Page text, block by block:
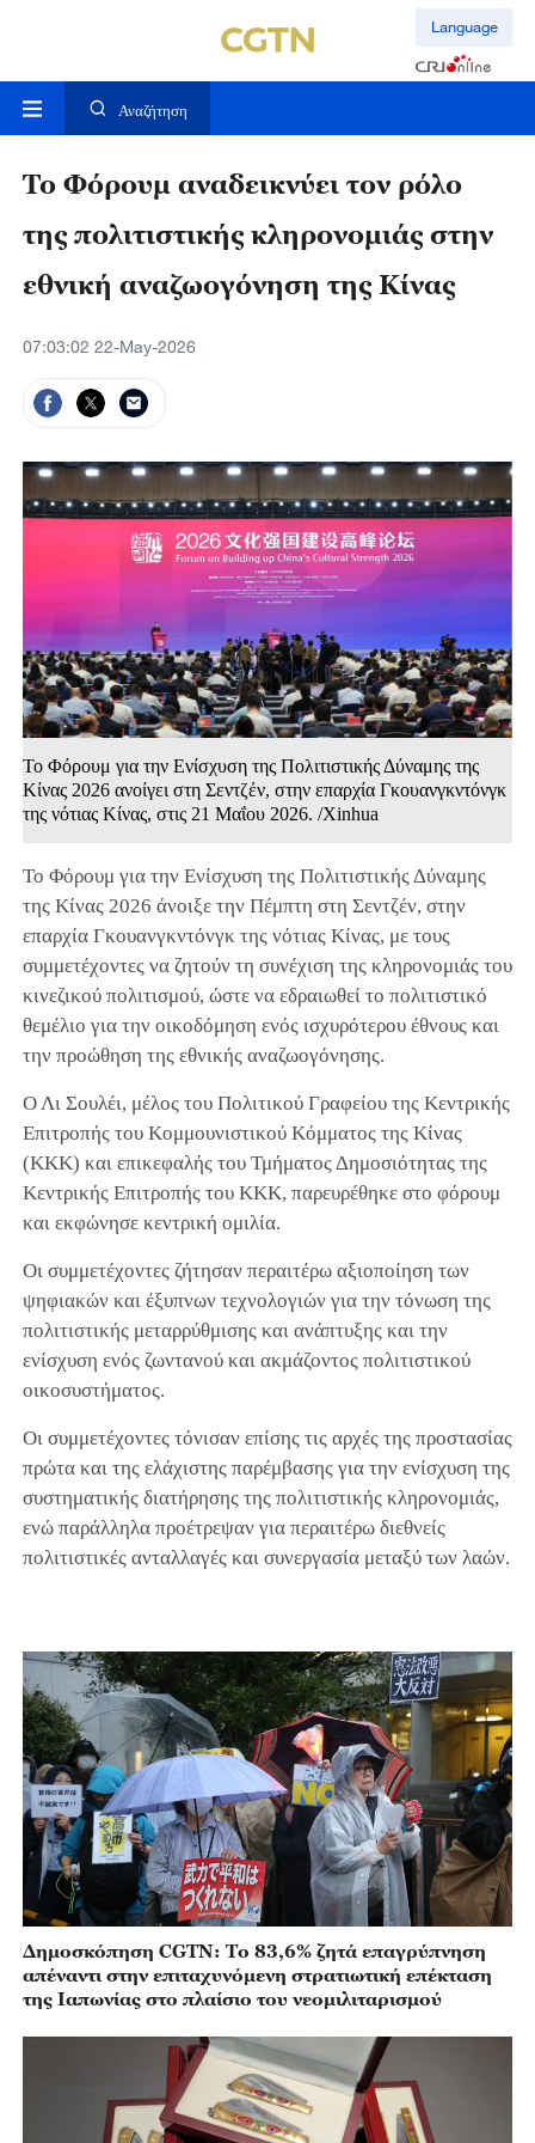
Language
Αναζήτηση
Το Φόρουμ αναδεικνύει τον ρόλο
της πολιτιστικής κληρονομιάς στην
εθνική αναζωογόνηση της Κίνας
07:03:02 22-May-2026
Το Φόρουμ για την Ενίσχυση της Πολιτιστικής Δύναμης της
Κίνας 2026 ανοίγει στη Σεντζέν, στην επαρχία Γκουανγκντόνγκ
της νότιας Κίνας, στις 21 Μαΐου 2026. /Xinhua
Το Φόρουμ για την Ενίσχυση της Πολιτιστικής Δύναμης
της Κίνας 2026 άνοιξε την Πέμπτη στη Σεντζέν, στην
επαρχία Γκουανγκντόνγκ της νότιας Κίνας, με τους
συμμετέχοντες να ζητούν τη συνέχιση της κληρονομιάς του
κινεζικού πολιτισμού, ώστε να εδραιωθεί το πολιτιστικό
θεμέλιο για την οικοδόμηση ενός ισχυρότερου έθνους και
την προώθηση της εθνικής αναζωογόνησης.
Ο Λι Σουλέι, μέλος του Πολιτικού Γραφείου της Κεντρικής
Επιτροπής του Κομμουνιστικού Κόμματος της Κίνας
(ΚΚΚ) και επικεφαλής του Τμήματος Δημοσιότητας της
Κεντρικής Επιτροπής του ΚΚΚ, παρευρέθηκε στο φόρουμ
και εκφώνησε κεντρική ομιλία.
Οι συμμετέχοντες ζήτησαν περαιτέρω αξιοποίηση των
ψηφιακών και έξυπνων τεχνολογιών για την τόνωση της
πολιτιστικής μεταρρύθμισης και ανάπτυξης και την
ενίσχυση ενός ζωντανού και ακμάζοντος πολιτιστικού
οικοσυστήματος.
Οι συμμετέχοντες τόνισαν επίσης τις αρχές της προστασίας
πρώτα και της ελάχιστης παρέμβασης για την ενίσχυση της
συστηματικής διατήρησης της πολιτιστικής κληρονομιάς,
ενώ παράλληλα προέτρεψαν για περαιτέρω διεθνείς
πολιτιστικές ανταλλαγές και συνεργασία μεταξύ των λαών.
Δημοσκόπηση CGTN: Το 83,6% ζητά επαγρύπνηση
απέναντι στην επιταχυνόμενη στρατιωτική επέκταση
της Ιαπωνίας στο πλαίσιο του νεομιλιταρισμού